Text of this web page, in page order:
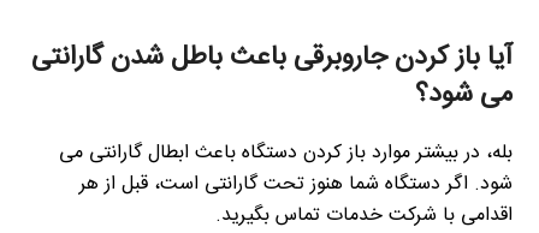
آیا باز کردن جاروبرقی باعث باطل شدن گارانتی
می شود؟
بله، در بیشتر موارد باز کردن دستگاه باعث ابطال گارانتی می
شود. اگر دستگاه شما هنوز تحت گارانتی است، قبل از هر
اقدامی با شرکت خدمات تماس بگیرید.